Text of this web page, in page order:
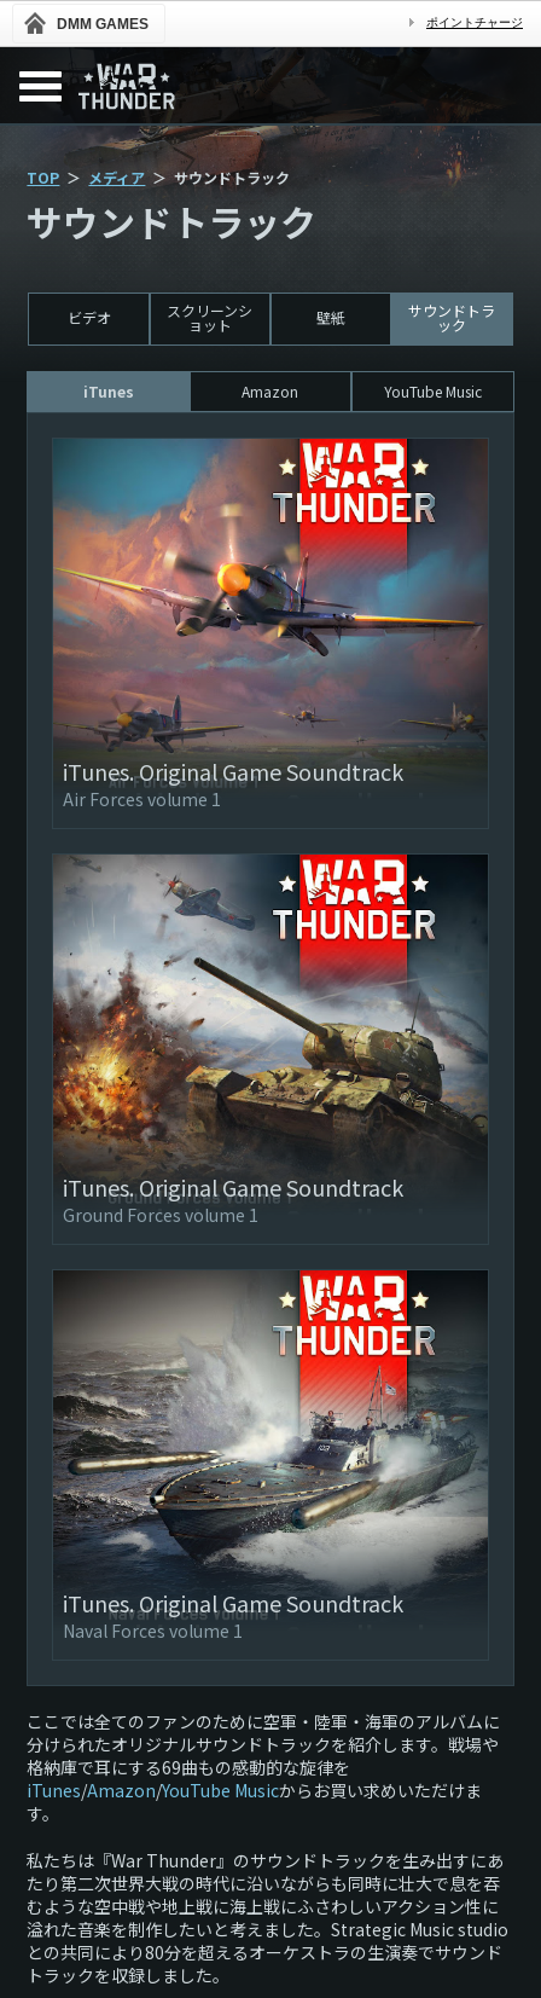
DMM GAMES ポイントチャージ
TOP メディア サウンドトラック
サウンドトラック
ビデオ スクリーンシ
ョット 壁紙 サウンドトラ
ック
iTunes Amazon YouTube Music
iTunes. Original Game Soundtrack
Air Forces volume 1
iTunes. Original Game Soundtrack
Ground Forces volume 1
iTunes. Original Game Soundtrack
Naval Forces volume 1
ここでは全てのファンのために空軍・陸軍・海軍のアルバムに
分けられたオリジナルサウンドトラックを紹介します。戦場や
格納庫で耳にする69曲もの感動的な旋律を
iTunes/Amazon/YouTube Musicからお買い求めいただけま
す。
私たちは『War Thunder』のサウンドトラックを生み出すにあ
たり第二次世界大戦の時代に沿いながらも同時に壮大で息を吞
むような空中戦や地上戦に海上戦にふさわしいアクション性に
溢れた音楽を制作したいと考えました。Strategic Music studio
との共同により80分を超えるオーケストラの生演奏でサウンド
トラックを収録しました。